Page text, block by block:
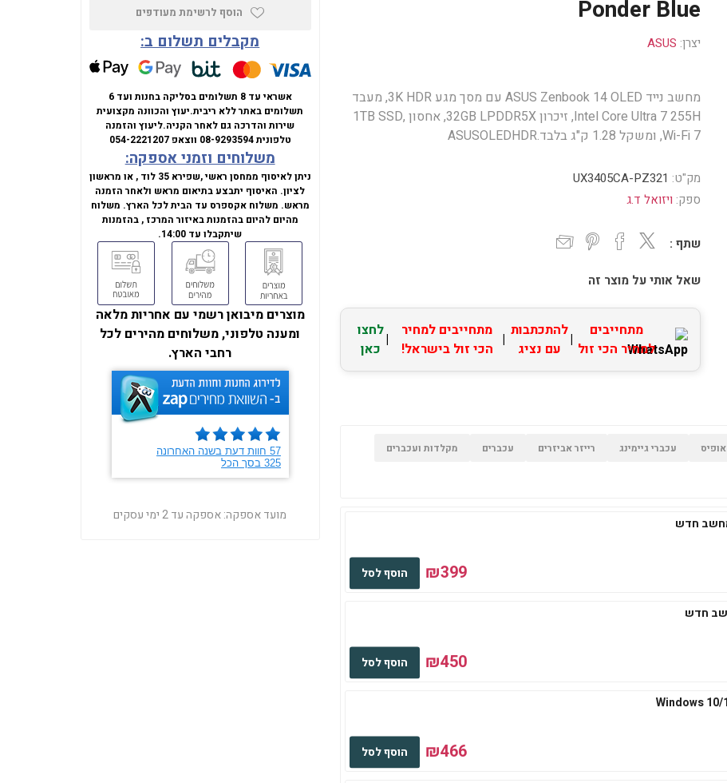
Ponder Blue
יצרן: ASUS
מחשב נייד ASUS Zenbook 14 OLED עם מסך מגע 3K HDR, מעבד
Intel Core Ultra 7 255H, זיכרון ‎32GB LPDDR5X‎, אחסון ‎1TB SSD‎,
Wi-Fi 7, ומשקל ‎1.28 ק"ג‎ בלבד.ASUSOLEDHDR
מק"ט: UX3405CA-PZ321
ספק: ויזואל ד.ג
שתף :
שאל אותי על מוצר זה
מתחייבים
למחיר הכי זול |להתכתבות
עם נציג
| מתחייבים למחיר
הכי זול בישראל!
|לחצו
כאן
אופיס עכברי גיימינג רייזר אביזרים עכברים
מקלדות ועכברים
₪399 הוסף לסל
₪450 הוסף לסל
₪466 הוסף לסל
הוסף לרשימת מעודפים
מקבלים תשלום ב:
אשראי עד 8 תשלומים בסליקה בחנות ועד 6
תשלומים באתר ללא ריבית.יעוץ והכוונה מקצועית
שירות והדרכה גם לאחר הקניה.ליעוץ והזמנה
טלפונית08-9293594 ווצאפ054-2221207
משלוחים וזמני אספקה:
ניתן לאיסוף ממחסן ראשי ,שפירא 35 לוד , או מראשון
לציון. האיסוף יתבצע בתיאום מראש ולאחר הזמנה
מראש. משלוח אקספרס עד הבית לכל הארץ. משלוח
מהיום להיום בהזמנות באיזור המרכז , בהזמנות
שיתקבלו עד 14:00.
מוצרים מיבואן רשמי עם אחריות מלאה
ומענה טלפוני, משלוחים מהירים לכל
רחבי הארץ.
מועד אספקה:אספקה עד 2 ימי עסקים